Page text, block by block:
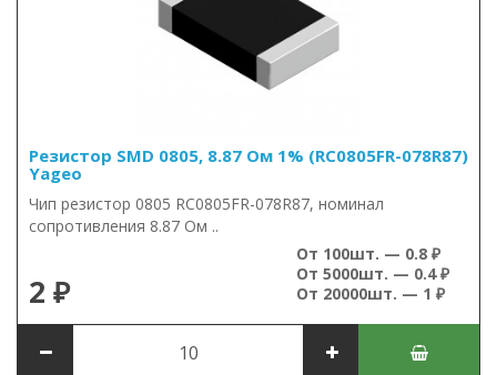
Резистор SMD 0805, 8.87 Ом 1% (RC0805FR-078R87)
Yageo
Чип резистор 0805 RC0805FR-078R87, номинал
сопротивления 8.87 Ом ..
2 ₽
От 100шт. — 0.8 ₽
От 5000шт. — 0.4 ₽
От 20000шт. — 1 ₽